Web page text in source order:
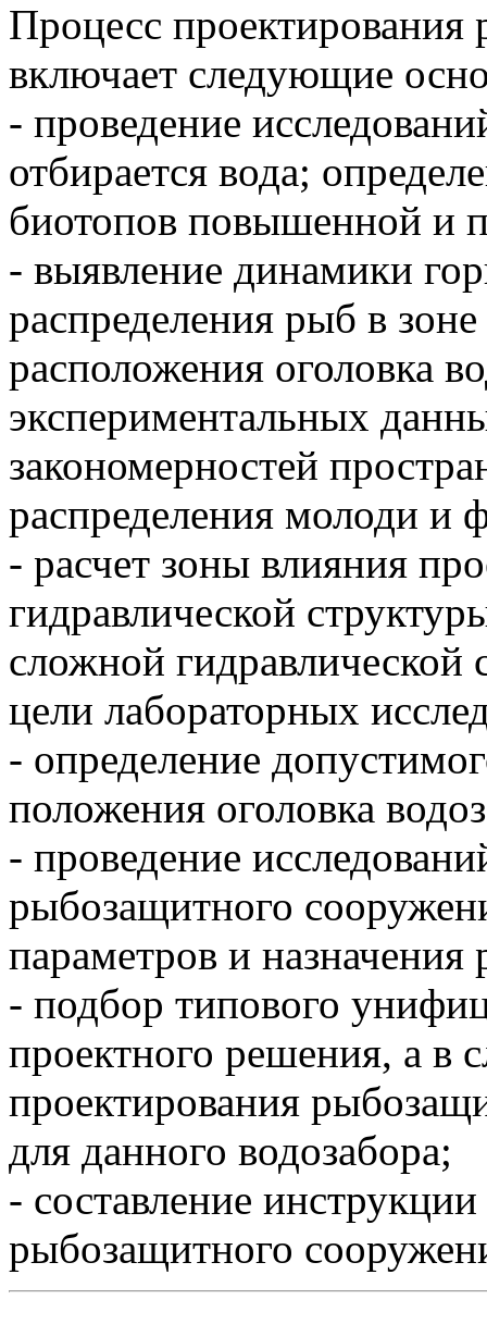
Процесс
включает следующие
- проведение
отбирается вода;
биотопов повышенной и
- выявление динамики
распределения рыб в
расположения оголовка
экспериментальных
закономерностей
распределения молоди и
- расчет зоны влияния
гидравлической
сложной гидравлической
цели лабораторных
- определение
положения оголовка
- проведение
рыбозащитного
параметров и
- подбор типового
проектного решения, а в
проектирования
для данного водозабора;
- составление
рыбозащитного